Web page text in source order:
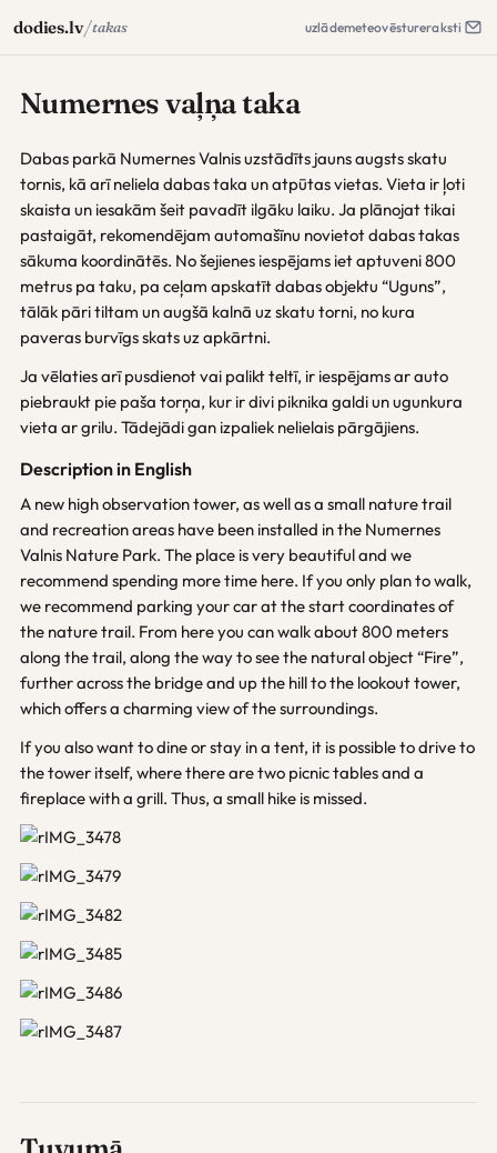
dodies.lv/takas uzlādemeteovēstureraksti
Numernes vaļņa taka
Dabas parkā Numernes Valnis uzstādīts jauns augsts skatu
tornis, kā arī neliela dabas taka un atpūtas vietas. Vieta ir ļoti
skaista un iesakām šeit pavadīt ilgāku laiku. Ja plānojat tikai
pastaigāt, rekomendējam automašīnu novietot dabas takas
sākuma koordinātēs. No šejienes iespējams iet aptuveni 800
metrus pa taku, pa ceļam apskatīt dabas objektu “Uguns”,
tālāk pāri tiltam un augšā kalnā uz skatu torni, no kura
paveras burvīgs skats uz apkārtni.
Ja vēlaties arī pusdienot vai palikt teltī, ir iespējams ar auto
piebraukt pie paša torņa, kur ir divi piknika galdi un ugunkura
vieta ar grilu. Tādejādi gan izpaliek nelielais pārgājiens.
Description in English
A new high observation tower, as well as a small nature trail
and recreation areas have been installed in the Numernes
Valnis Nature Park. The place is very beautiful and we
recommend spending more time here. If you only plan to walk,
we recommend parking your car at the start coordinates of
the nature trail. From here you can walk about 800 meters
along the trail, along the way to see the natural object “Fire”,
further across the bridge and up the hill to the lookout tower,
which offers a charming view of the surroundings.
If you also want to dine or stay in a tent, it is possible to drive to
the tower itself, where there are two picnic tables and a
fireplace with a grill. Thus, a small hike is missed.